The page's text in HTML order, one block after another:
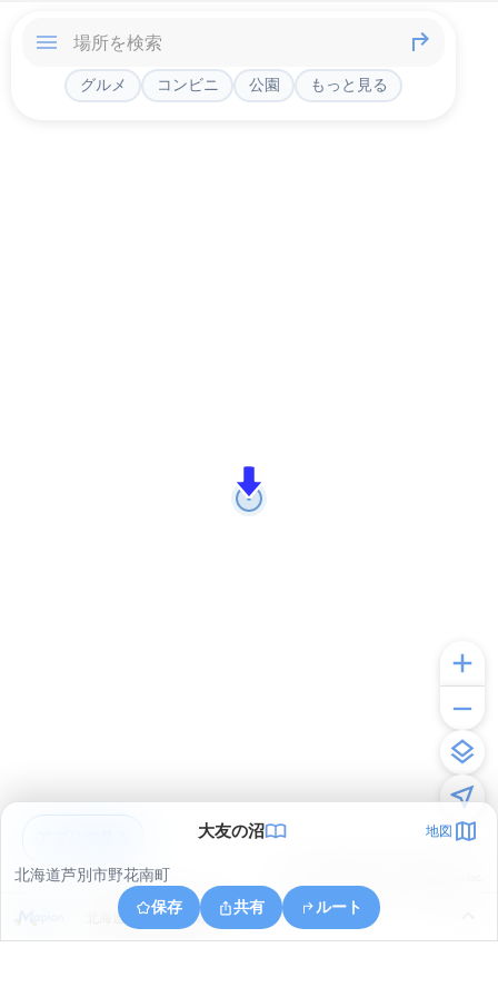
グルメ コンビニ 公園 もっと見る
大友の沼 地図
北海道芦別市野花南町
保存
共有 ルート
北海道芦別市野花南町